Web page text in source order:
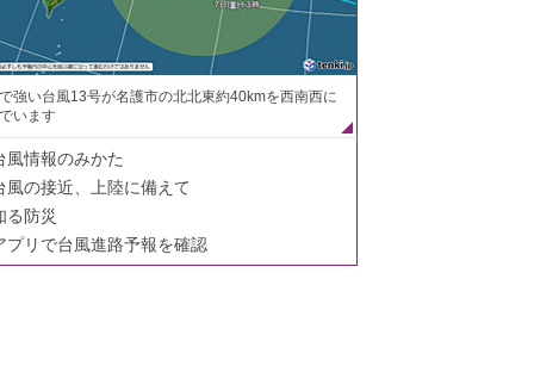
強い台風13号が名護市の北北東約40kmを西南西に
います
風情報のみかた
風の接近、上陸に備えて
る防災
プリで台風進路予報を確認